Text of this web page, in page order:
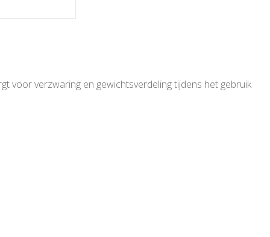
voor verzwaring en gewichtsverdeling tijdens het gebruik